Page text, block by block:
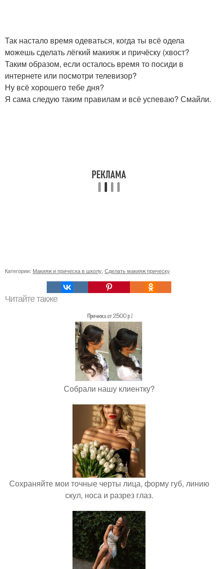
Так настало время одеваться, когда ты всё одела
можешь сделать лёгкий макияж и причёску (хвост?
Таким образом, если осталось время то посиди в
интернете или посмотри телевизор?
Ну всё хорошего тебе дня?
Я сама следую таким правилам и всё успеваю? Смайли.
Категории: Макияж и прическа в школу Сделать макияж прическу
Читайте также
Собрали нашу клиентку?
Сохраняйте мои точные черты лица, форму губ, линию
скул, носа и разрез глаз.